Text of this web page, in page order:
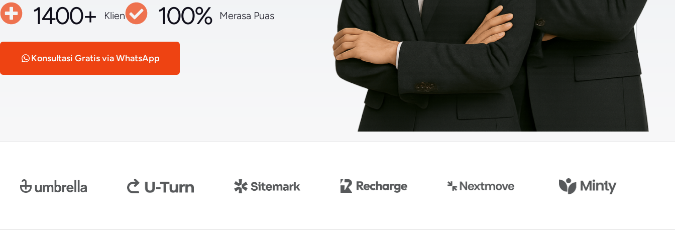
1400+ Klien 100% Merasa Puas
Konsultasi Gratis via WhatsApp